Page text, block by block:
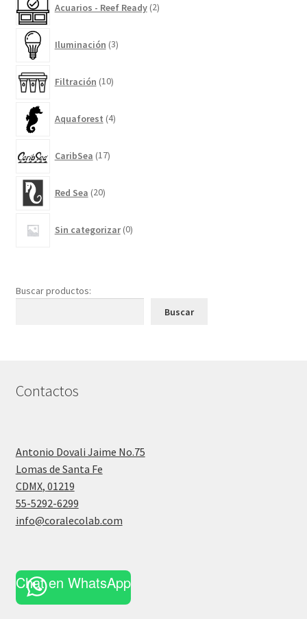
Acuarios - Reef Ready 2productos
Iluminación 3productos
Filtración 10productos
Aquaforest 4productos
CaribSea 17productos
Red Sea 20productos
Sin categorizar 0productos
Buscar productos:
Buscar
Contactos
Antonio Dovali Jaime No.75
Lomas de Santa Fe
CDMX, 01219
55-5292-6299
info@coralecolab.com
Chat en WhatsApp